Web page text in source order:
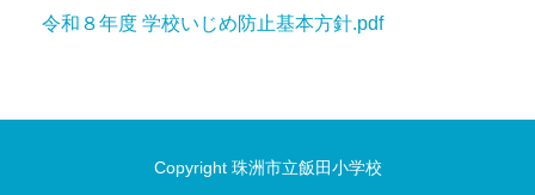
令和８年度 学校いじめ防止基本方針.pdf
Copyright 珠洲市立飯田小学校